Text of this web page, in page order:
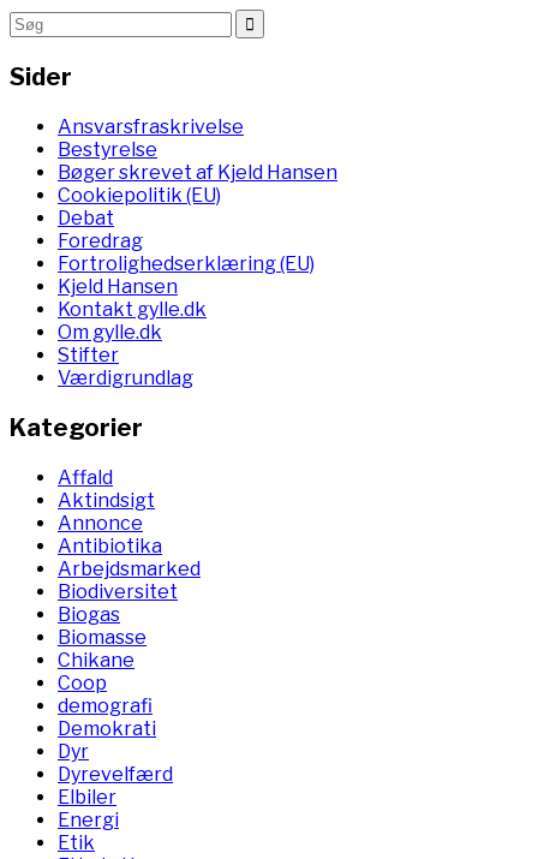
Sider
Ansvarsfraskrivelse
Bestyrelse
Bøger skrevet af Kjeld Hansen
Cookiepolitik (EU)
Debat
Foredrag
Fortrolighedserklæring (EU)
Kjeld Hansen
Kontakt gylle.dk
Om gylle.dk
Stifter
Værdigrundlag
Kategorier
Affald
Aktindsigt
Annonce
Antibiotika
Arbejdsmarked
Biodiversitet
Biogas
Biomasse
Chikane
Coop
demografi
Demokrati
Dyr
Dyrevelfærd
Elbiler
Energi
Etik